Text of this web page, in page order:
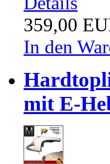
359,00
In den
mit E-